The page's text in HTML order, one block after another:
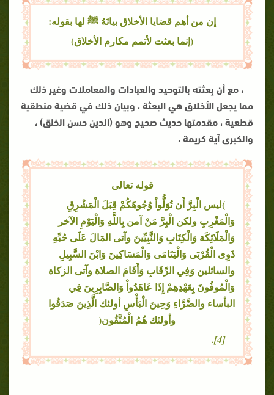
إن من أهم قضايا الأخلاق بيانَهُ ﷺ لها بقوله:
(إنما بعثت لأتمم مكارم الأخلاق)
، مع أن بِعثته بالتوحيد والعبادات والمعاملات وغير ذلك
مما يجعل الأخلاق هي البعثة ، وبيان ذلك في قضية منطقية
قطعية ، مقدمتها حديث صحيح وهو (الدين حسن الخلق) ،
والكبرى آية كريمة ،
قوله تعالى
)ليس الْبِرَّ أَن تُوَلُّواْ وُجُوهَكُمْ قِبَلَ الْمَشْرِقِ
وَالْمَغْرِبِ ولكن الْبِرَّ مَنْ آمن بِاللَّهِ وَالْيَوْمِ الآخر
وَالْمَلَائِكَة وَالْكِتَابِ وَالنَّبِيِّينَ وآتى المَالَ عَلَى حُبِّهِ
ذَوِى الْقُرْبَى وَالْيَتَامَى وَالْمَسَاكِينَ وَابْنَ السَّبِيلِ
والسائلين وَفِي الرِّقَابِ وَأَقَامَ الصلاة وآتى الزكاة
وَالْمُوفُونَ بِعَهْدِهِمْ إِذَا عَاهَدُواْ وَالصَّابِرِينَ فِي
البأساء والضَّرَّاءِ وَحِينَ الْبَأْسِ أولئك الَّذِينَ صَدَقُوا
وأولئك هُمُ الْمُتَّقُون(
[4].